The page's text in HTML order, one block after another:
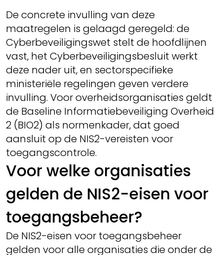
De concrete invulling van deze
maatregelen is gelaagd geregeld: de
Cyberbeveiligingswet stelt de hoofdlijnen
vast, het Cyberbeveiligingsbesluit werkt
deze nader uit, en sectorspecifieke
ministeriële regelingen geven verdere
invulling. Voor overheidsorganisaties geldt
de Baseline Informatiebeveiliging Overheid
2 (BIO2) als normenkader, dat goed
aansluit op de NIS2-vereisten voor
toegangscontrole.
Voor welke organisaties
gelden de NIS2-eisen voor
toegangsbeheer?
De NIS2-eisen voor toegangsbeheer
gelden voor alle organisaties die onder de